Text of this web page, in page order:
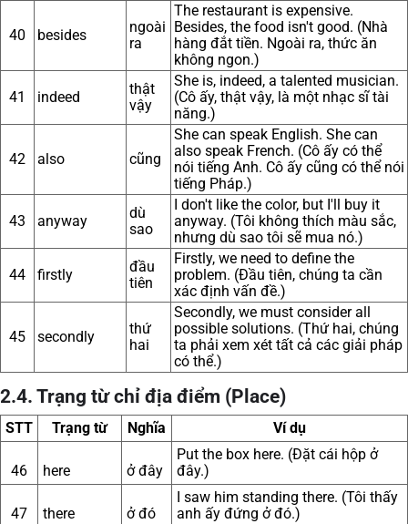
40 besides
ngoài
ra
The restaurant is expensive.
Besides, the food isn't good. (Nhà
hàng đắt tiền. Ngoài ra, thức ăn
không ngon.)
41 indeed
thật
vậy
She is, indeed, a talented musician.
(Cô ấy, thật vậy, là một nhạc sĩ tài
năng.)
42 also cũng
She can speak English. She can
also speak French. (Cô ấy có thể
nói tiếng Anh. Cô ấy cũng có thể nói
tiếng Pháp.)
43 anyway
dù
sao
I don't like the color, but I'll buy it
anyway. (Tôi không thích màu sắc,
nhưng dù sao tôi sẽ mua nó.)
44 firstly
đầu
tiên
Firstly, we need to define the
problem. (Đầu tiên, chúng ta cần
xác định vấn đề.)
45 secondly
thứ
hai
Secondly, we must consider all
possible solutions. (Thứ hai, chúng
ta phải xem xét tất cả các giải pháp
có thể.)
2.4. Trạng từ chỉ địa điểm (Place)
STT Trạng từ Nghĩa Ví dụ
46 here ở đây
Put the box here. (Đặt cái hộp ở
đây.)
47 there ở đó
I saw him standing there. (Tôi thấy
anh ấy đứng ở đó.)